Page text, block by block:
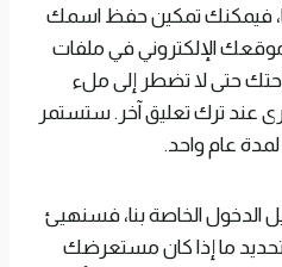
فيمكنك تمكين حفظ اسمك
الإلكتروني في ملفات
حتى لا تضطر إلى ملء
عند ترك تعليق آخر. ستستمر
عام واحد.
الدخول الخاصة بنا، فسنهيئ
ما إذا كان مستعرضك